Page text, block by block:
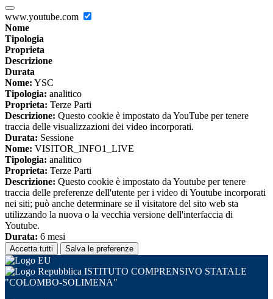
www.youtube.com
Nome
Tipologia
Proprieta
Descrizione
Durata
Nome: YSC
Tipologia: analitico
Proprieta: Terze Parti
Descrizione: Questo cookie è impostato da YouTube per tenere
traccia delle visualizzazioni dei video incorporati.
Durata: Sessione
Nome: VISITOR_INFO1_LIVE
Tipologia: analitico
Proprieta: Terze Parti
Descrizione: Questo cookie è impostato da Youtube per tenere
traccia delle preferenze dell'utente per i video di Youtube incorporati
nei siti; può anche determinare se il visitatore del sito web sta
utilizzando la nuova o la vecchia versione dell'interfaccia di
Youtube.
Durata: 6 mesi
Accetta tutti Salva le preferenze
ISTITUTO COMPRENSIVO STATALE
"COLOMBO-SOLIMENA"